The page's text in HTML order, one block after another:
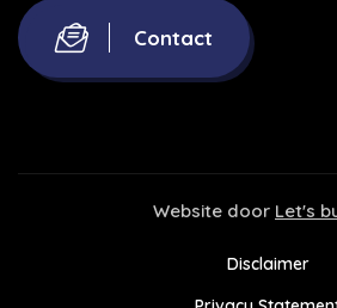
Contact
Website door Let's
Disclaimer